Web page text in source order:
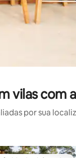
vilas com
por sua